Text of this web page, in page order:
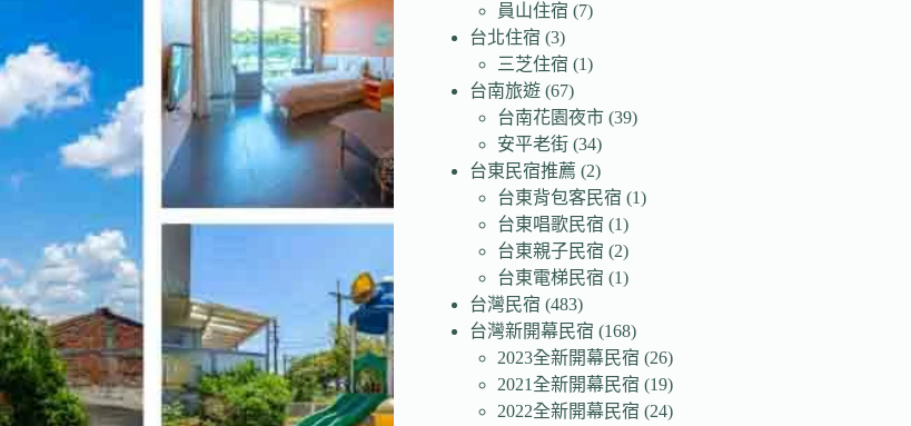
員山住宿 (7)
台北住宿 (3)
三芝住宿 (1)
台南旅遊 (67)
台南花園夜市 (39)
安平老街 (34)
台東民宿推薦 (2)
台東背包客民宿 (1)
台東唱歌民宿 (1)
台東親子民宿 (2)
台東電梯民宿 (1)
台灣民宿 (483)
台灣新開幕民宿 (168)
2023全新開幕民宿 (26)
2021全新開幕民宿 (19)
2022全新開幕民宿 (24)